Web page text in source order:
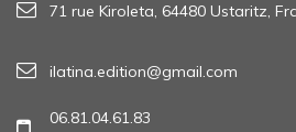
71 rue Kiroleta, 64480 Ustaritz,
ilatina.edition@gmail.com
06.81.04.61.83